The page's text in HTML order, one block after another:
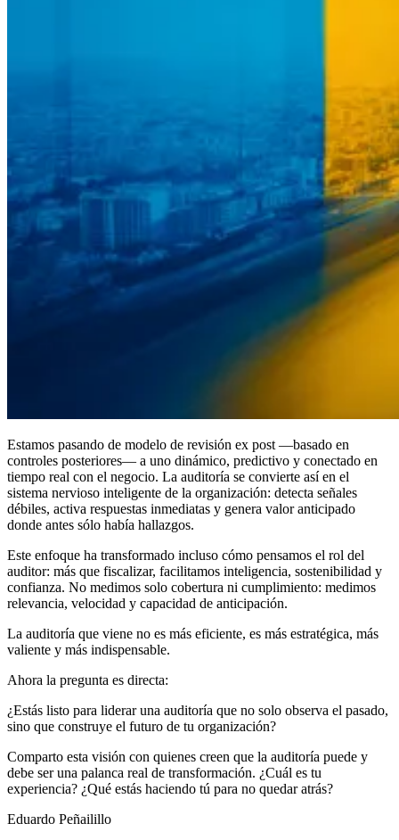
Estamos pasando de modelo de revisión ex post —basado en
controles posteriores— a uno dinámico, predictivo y conectado en
tiempo real con el negocio. La auditoría se convierte así en el
sistema nervioso inteligente de la organización: detecta señales
débiles, activa respuestas inmediatas y genera valor anticipado
donde antes sólo había hallazgos.
Este enfoque ha transformado incluso cómo pensamos el rol del
auditor: más que fiscalizar, facilitamos inteligencia, sostenibilidad y
confianza. No medimos solo cobertura ni cumplimiento: medimos
relevancia, velocidad y capacidad de anticipación.
La auditoría que viene no es más eficiente, es más estratégica, más
valiente y más indispensable.
Ahora la pregunta es directa:
¿Estás listo para liderar una auditoría que no solo observa el pasado,
sino que construye el futuro de tu organización?
Comparto esta visión con quienes creen que la auditoría puede y
debe ser una palanca real de transformación. ¿Cuál es tu
experiencia? ¿Qué estás haciendo tú para no quedar atrás?
Eduardo Peñailillo